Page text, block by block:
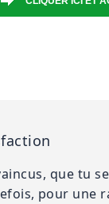
que tu
pour une